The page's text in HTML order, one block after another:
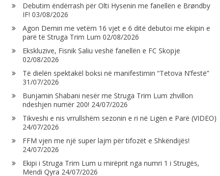
Debutim ëndërrash për Olti Hysenin me fanellën e Brøndby
IF! 03/08/2026
Agon Demiri me vetëm 16 vjet e 6 ditë debutoi me ekipin e
parë të Struga Trim Lum 02/08/2026
Ekskluzive, Fisnik Saliu veshë fanellën e FC Skopje
02/08/2026
Të dielën spektakël boksi në manifestimin “Tetova N’festë”
31/07/2026
Bunjamin Shabani nesër me Struga Trim Lum zhvillon
ndeshjen numër 200! 24/07/2026
Tikveshi e nis vrrullshëm sezonin e ri në Ligën e Parë (VIDEO)
24/07/2026
FFM vjen me një super lajm për tifozët e Shkëndijës!
24/07/2026
Ekipi i Struga Trim Lum u mirëprit nga numri 1 i Strugës,
Mendi Qyra 24/07/2026